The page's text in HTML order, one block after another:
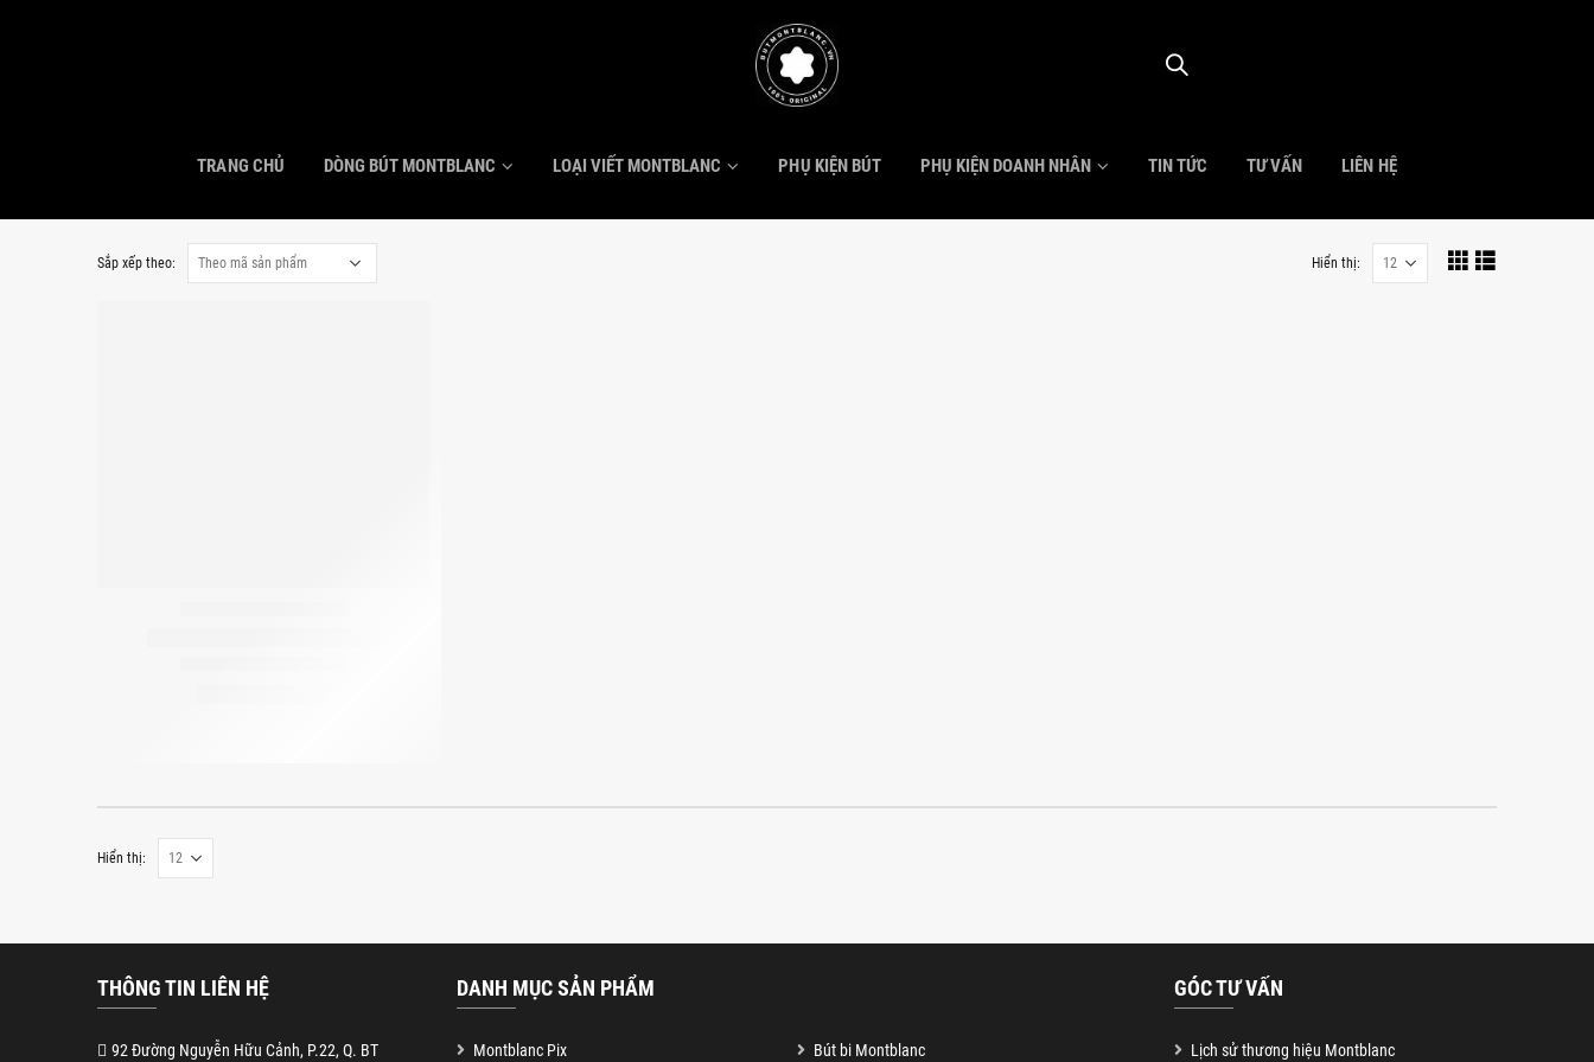
TRANG CHỦ DÒNG BÚT MONTBLANC LOẠI VIẾT MONTBLANC PHỤ KIỆN BÚT PHỤ KIỆN DOANH NHÂN TIN TỨC TƯ VẤN LIÊN HỆ
Sắp xếp theo: Hiển thị:
Hiển thị:
THÔNG TIN LIÊN HỆ
92 Đường Nguyễn Hữu Cảnh, P.22, Q. BT
DANH MỤC SẢN PHẨM
Montblanc Pix Bút bi Montblanc
GÓC TƯ VẤN
Lịch sử thương hiệu Montblanc